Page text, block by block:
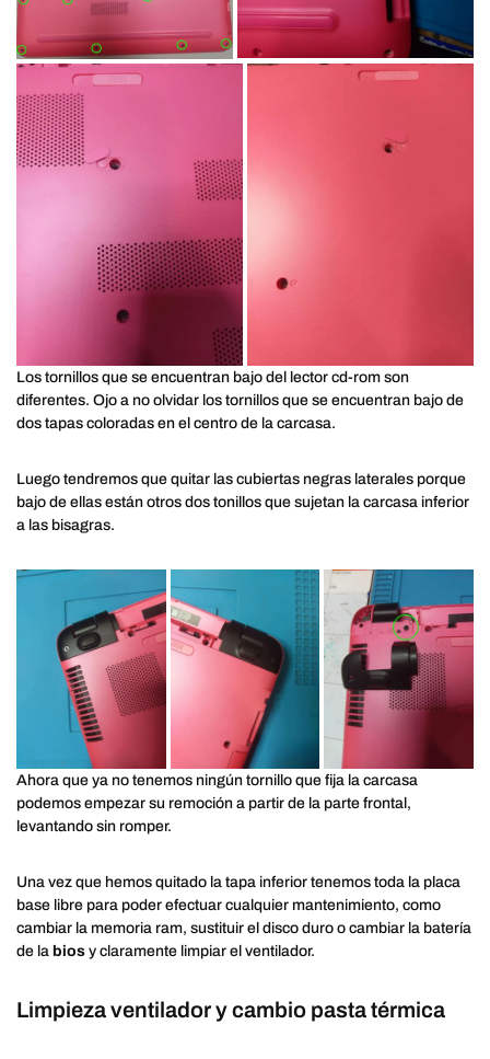
Los tornillos que se encuentran bajo del lector cd-rom son
diferentes. Ojo a no olvidar los tornillos que se encuentran bajo de
dos tapas coloradas en el centro de la carcasa.
Luego tendremos que quitar las cubiertas negras laterales porque
bajo de ellas están otros dos tonillos que sujetan la carcasa inferior
a las bisagras.
Ahora que ya no tenemos ningún tornillo que fija la carcasa
podemos empezar su remoción a partir de la parte frontal,
levantando sin romper.
Una vez que hemos quitado la tapa inferior tenemos toda la placa
base libre para poder efectuar cualquier mantenimiento, como
cambiar la memoria ram, sustituir el disco duro o cambiar la batería
de la bios y claramente limpiar el ventilador.
Limpieza ventilador y cambio pasta térmica